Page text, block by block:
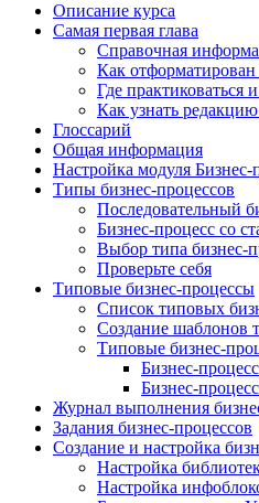
Описание курса
Самая первая глава
Справочная
Как отформатирован
Где практиковаться
Как узнать
Глоссарий
Общая информация
Настройка модуля Бизнес-
Типы бизнес-процессов
Последовательный
Бизнес-процесс со
Выбор типа бизнес-
Проверьте себя
Типовые бизнес-процессы
Список типовых
Создание шаблонов
Типовые бизнес-
Бизнес-
Бизнес-
Журнал выполнения
Задания бизнес-процессов
Создание и настройка
Настройка
Настройка